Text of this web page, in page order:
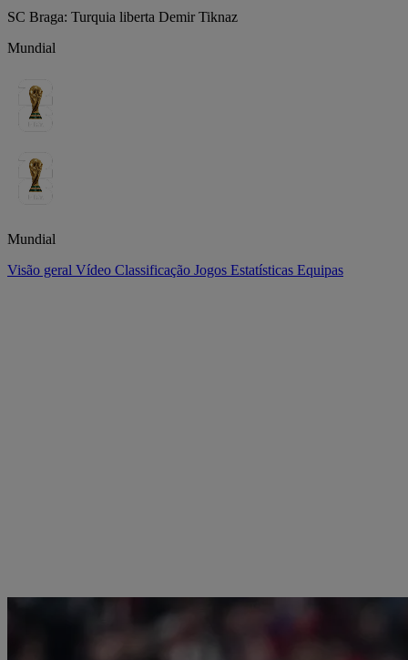
SC Braga: Turquia liberta Demir Tiknaz
Mundial
Mundial
Visão geral Vídeo Classificação Jogos Estatísticas Equipas